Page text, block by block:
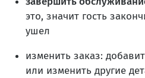
это, значит гость
ушел
изменить заказ:
или изменить другие